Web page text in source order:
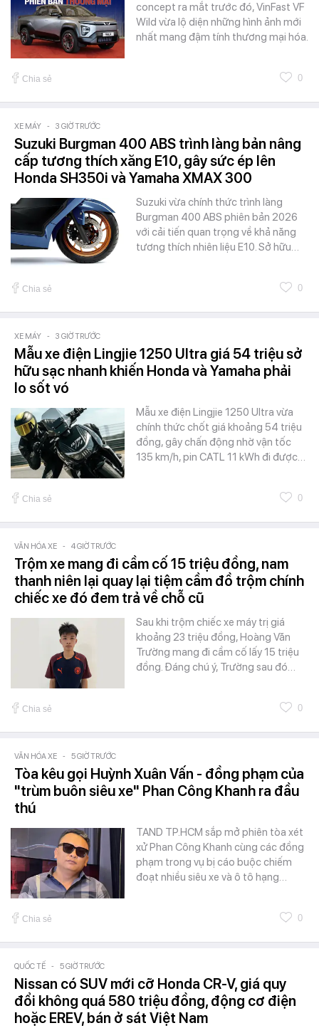
concept ra mắt trước đó, VinFast VF
Wild vừa lộ diện những hình ảnh mới
nhất mang đậm tính thương mại hóa.
Chia sẻ 0
XE MÁY - 3 GIỜ TRƯỚC
Suzuki Burgman 400 ABS trình làng bản nâng
cấp tương thích xăng E10, gây sức ép lên
Honda SH350i và Yamaha XMAX 300
Suzuki vừa chính thức trình làng
Burgman 400 ABS phiên bản 2026
với cải tiến quan trọng về khả năng
tương thích nhiên liệu E10. Sở hữu…
Chia sẻ 0
XE MÁY - 3 GIỜ TRƯỚC
Mẫu xe điện Lingjie 1250 Ultra giá 54 triệu sở
hữu sạc nhanh khiến Honda và Yamaha phải
lo sốt vó
Mẫu xe điện Lingjie 1250 Ultra vừa
chính thức chốt giá khoảng 54 triệu
đồng, gây chấn động nhờ vận tốc
135 km/h, pin CATL 11 kWh đi được…
Chia sẻ 0
VĂN HÓA XE - 4 GIỜ TRƯỚC
Trộm xe mang đi cầm cố 15 triệu đồng, nam
thanh niên lại quay lại tiệm cầm đồ trộm chính
chiếc xe đó đem trả về chỗ cũ
Sau khi trộm chiếc xe máy trị giá
khoảng 23 triệu đồng, Hoàng Văn
Trường mang đi cầm cố lấy 15 triệu
đồng. Đáng chú ý, Trường sau đó…
Chia sẻ 0
VĂN HÓA XE - 5 GIỜ TRƯỚC
Tòa kêu gọi Huỳnh Xuân Vấn - đồng phạm của
"trùm buôn siêu xe" Phan Công Khanh ra đầu
thú
TAND TP.HCM sắp mở phiên tòa xét
xử Phan Công Khanh cùng các đồng
phạm trong vụ bị cáo buộc chiếm
đoạt nhiều siêu xe và ô tô hạng…
Chia sẻ 0
QUỐC TẾ - 5 GIỜ TRƯỚC
Nissan có SUV mới cỡ Honda CR-V, giá quy
đổi không quá 580 triệu đồng, động cơ điện
hoặc EREV, bán ở sát Việt Nam